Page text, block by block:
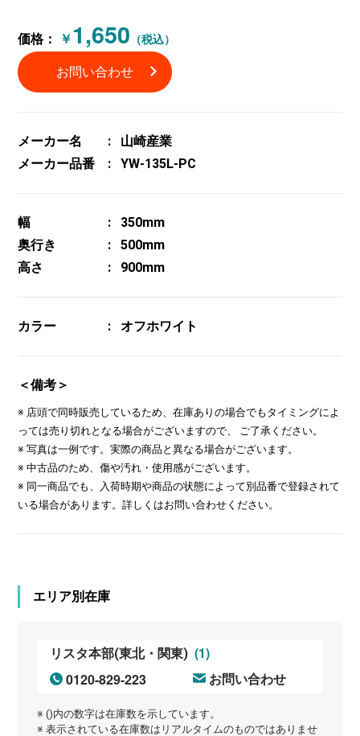
価格： ￥ 1,650 （税込）
お問い合わせ
メーカー名
山崎産業
メーカー品番
YW-135L-PC
幅
350mm
奥行き
500mm
高さ
900mm
カラー オフホワイト
＜備考＞
※ 店頭で同時販売しているため、在庫ありの場合でもタイミングによ
っては売り切れとなる場合がございますので、 ご了承ください。
※ 写真は一例です。実際の商品と異なる場合がございます。
※ 中古品のため、傷や汚れ・使用感がございます。
※ 同一商品でも、入荷時期や商品の状態によって別品番で登録されて
いる場合があります。詳しくはお問い合わせください。
エリア別在庫
リスタ本部(東北・関東) (1)
0120-829-223
お問い合わせ
※ ()内の数字は在庫数を示しています。
※ 表示されている在庫数はリアルタイムのものではありませ